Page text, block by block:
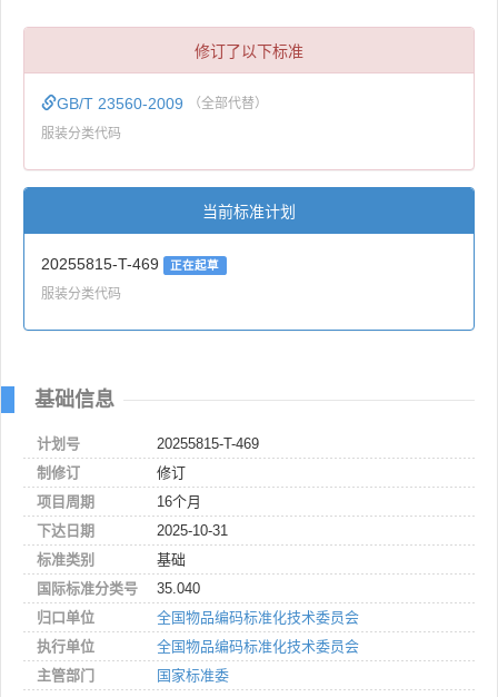
修订了以下标准
GB/T 23560-2009 （全部代替）
服装分类代码
当前标准计划
20255815-T-469 正在起草
服装分类代码
基础信息
计划号
20255815-T-469
制修订
修订
项目周期
16个月
下达日期
2025-10-31
标准类别
基础
国际标准分类号
35.040
归口单位
全国物品编码标准化技术委员会
执行单位
全国物品编码标准化技术委员会
主管部门
国家标准委